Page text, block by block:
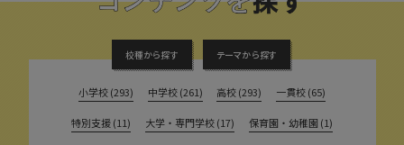
校種から探す テーマから探す
小学校 (293) 中学校 (261) 高校 (293) 一貫校 (65)
特別支援 (11) 大学・専門学校 (17) 保育園・幼稚園 (1)